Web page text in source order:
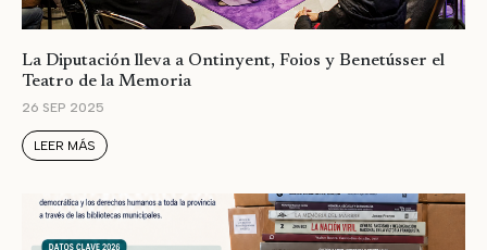
La Diputación lleva a Ontinyent, Foios y Benetússer el
Teatro de la Memoria
26 SEP 2025
LEER MÁS